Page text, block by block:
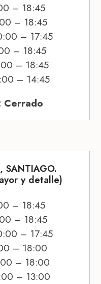
– 18:45
– 18:45
– 17:45
– 18:45
– 18:45
– 14:45
Cerrado
SANTIAGO.
y detalle)
– 18:45
– 18:45
– 17:45
– 18:00
– 18:00
– 13:00